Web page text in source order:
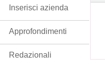
Inserisci azienda
Approfondimenti
Redazionali